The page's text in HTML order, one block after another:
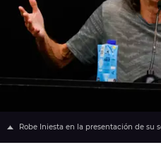
Robe Iniesta en la presentación de su